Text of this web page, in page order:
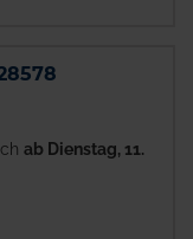
ab Dienstag, 11.